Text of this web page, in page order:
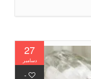
27
دسامبر